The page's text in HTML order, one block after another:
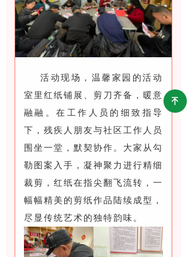
活动现场，温馨家园的活动
室里红纸铺展、剪刀齐备，暖意
融融。在工作人员的细致指导
下，残疾人朋友与社区工作人员
围坐一堂，默契协作。大家从勾
勒图案入手，凝神聚力进行精细
裁剪，红纸在指尖翻飞流转，一
幅幅精美的剪纸作品陆续成型，
尽显传统艺术的独特韵味。
녠